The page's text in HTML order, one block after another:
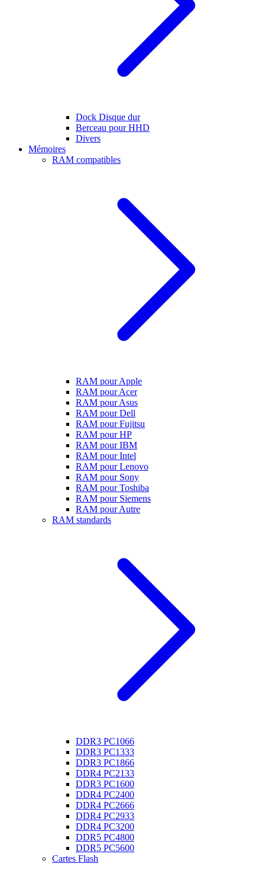
Dock Disque dur
Berceau pour HHD
Divers
Mémoires
RAM compatibles
RAM pour Apple
RAM pour Acer
RAM pour Asus
RAM pour Dell
RAM pour Fujitsu
RAM pour HP
RAM pour IBM
RAM pour Intel
RAM pour Lenovo
RAM pour Sony
RAM pour Toshiba
RAM pour Siemens
RAM pour Autre
RAM standards
DDR3 PC1066
DDR3 PC1333
DDR3 PC1866
DDR4 PC2133
DDR3 PC1600
DDR4 PC2400
DDR4 PC2666
DDR4 PC2933
DDR4 PC3200
DDR5 PC4800
DDR5 PC5600
Cartes Flash